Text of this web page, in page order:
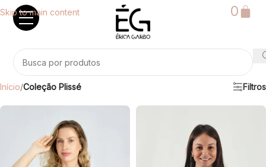
Skip to main content 0
Início/Coleção Plissé Filtros